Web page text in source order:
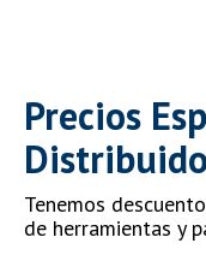
Precios
Tenemos
de herramientas y